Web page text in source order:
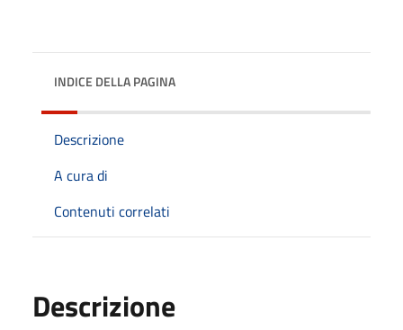
INDICE DELLA PAGINA
Descrizione
A cura di
Contenuti correlati
Descrizione